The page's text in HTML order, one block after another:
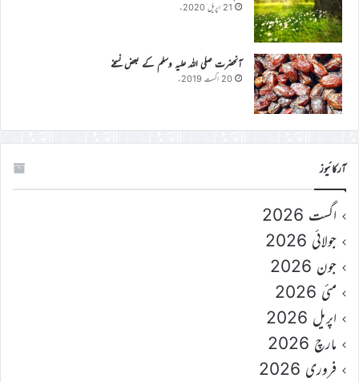
21 اپریل 2020ء
آنحضرت صلی اللہ علیہ وسلم کے بعض نسخے
20 اگست 2019ء
آرکائیوز
اگست 2026
جولائی 2026
جون 2026
مئی 2026
اپریل 2026
مارچ 2026
فروری 2026